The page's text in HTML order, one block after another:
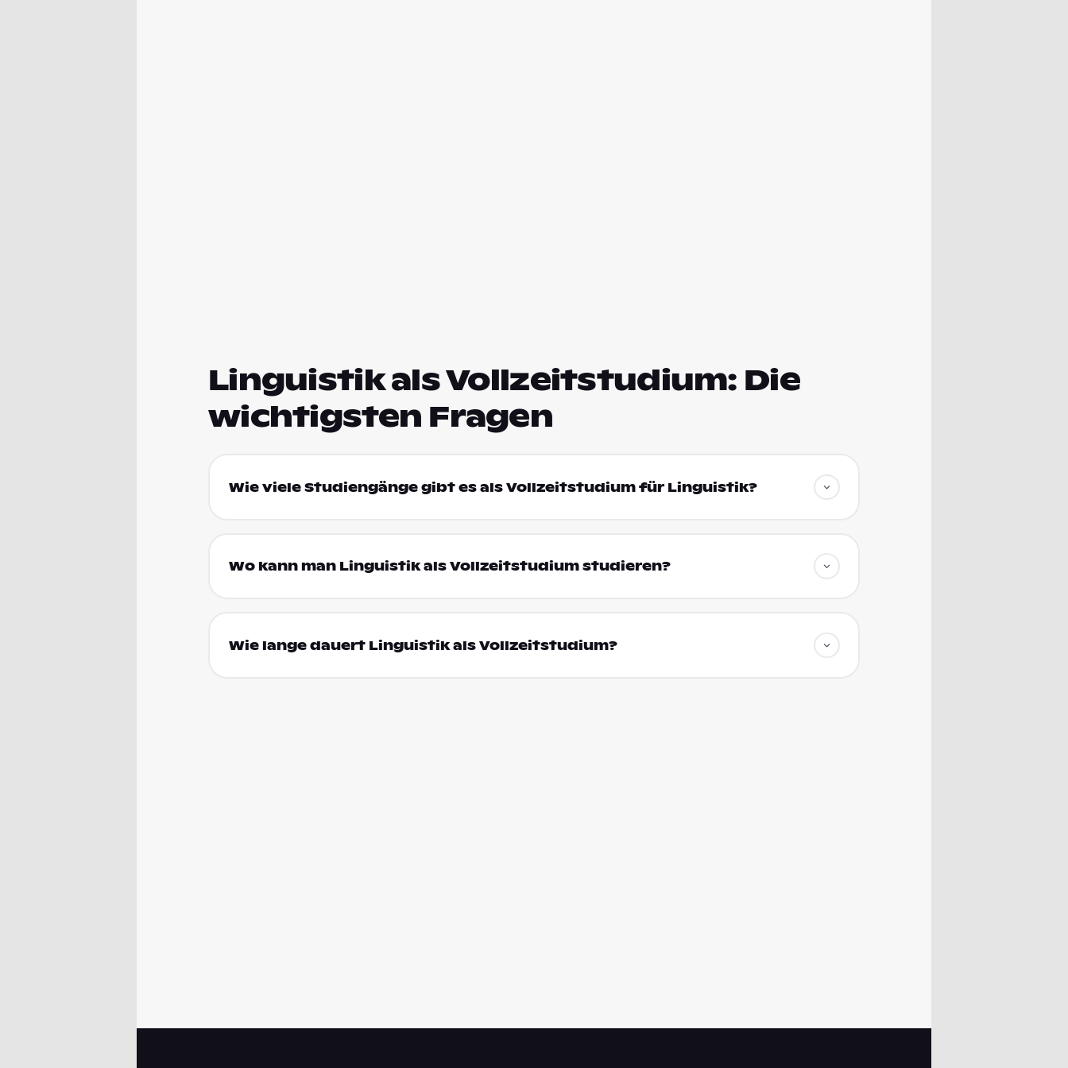
Linguistik als Vollzeitstudium: Die
wichtigsten Fragen
Wie viele Studiengänge gibt es als Vollzeitstudium für Linguistik?
Wo kann man Linguistik als Vollzeitstudium studieren?
Wie lange dauert Linguistik als Vollzeitstudium?